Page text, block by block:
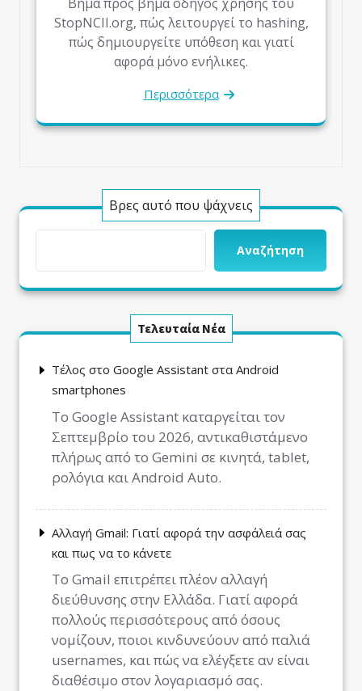
Βήμα προς βήμα οδηγός χρήσης του
StopNCII.org, πώς λειτουργεί το hashing,
πώς δημιουργείτε υπόθεση και γιατί
αφορά μόνο ενήλικες.
Περισσότερα
Βρες αυτό που ψάχνεις
Αναζήτηση
Τελευταία Νέα
Τέλος στο Google Assistant στα Android
smartphones
Το Google Assistant καταργείται τον
Σεπτεμβρίο του 2026, αντικαθιστάμενο
πλήρως από το Gemini σε κινητά, tablet,
ρολόγια και Android Auto.
Αλλαγή Gmail: Γιατί αφορά την ασφάλειά σας
και πως να το κάνετε
Το Gmail επιτρέπει πλέον αλλαγή
διεύθυνσης στην Ελλάδα. Γιατί αφορά
πολλούς περισσότερους από όσους
νομίζουν, ποιοι κινδυνεύουν από παλιά
usernames, και πώς να ελέγξετε αν είναι
διαθέσιμο στον λογαριασμό σας.